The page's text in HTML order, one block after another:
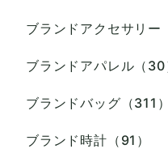
ブランドアクセサリー
ブランドアパレル（30
ブランドバッグ（311）
ブランド時計（91）